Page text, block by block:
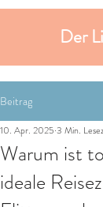
Der
Beitrag
Warum ist
ideale
10. Apr. 2025 3 Min.